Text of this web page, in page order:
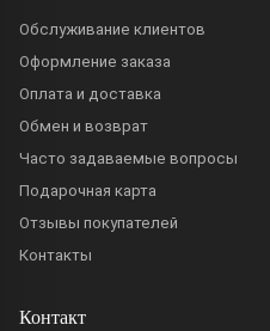
Обслуживание клиентов
Оформление заказа
Оплата и доставка
Обмен и возврат
Часто задаваемые вопросы
Подарочная карта
Отзывы покупателей
Контакты
Контакт